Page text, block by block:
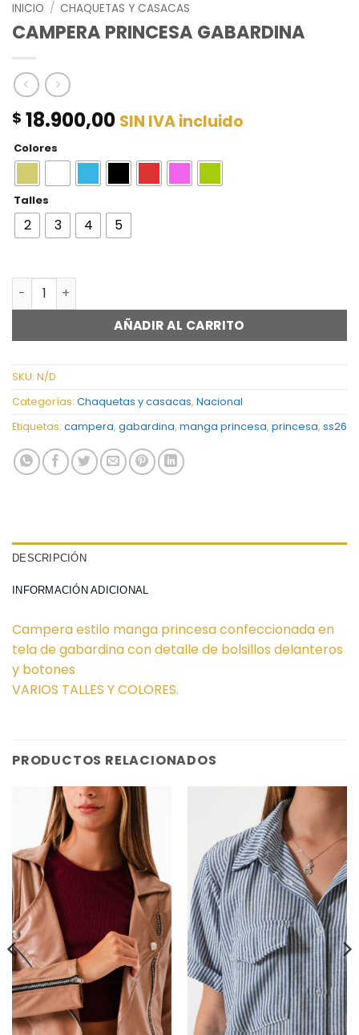
INICIO / CHAQUETAS Y CASACAS
CAMPERA PRINCESA GABARDINA
$ 18.900,00 SIN IVA incluido
Colores
Talles
2 3 4 5
CAMPERA PRINCESA GABARDINA cantidad
AÑADIR AL CARRITO
SKU: N/D
Categorías: Chaquetas y casacas, Nacional
Etiquetas: campera, gabardina, manga princesa, princesa, ss26
DESCRIPCIÓN
INFORMACIÓN ADICIONAL
Campera estilo manga princesa confeccionada en
tela de gabardina con detalle de bolsillos delanteros
y botones
VARIOS TALLES Y COLORES.
PRODUCTOS RELACIONADOS